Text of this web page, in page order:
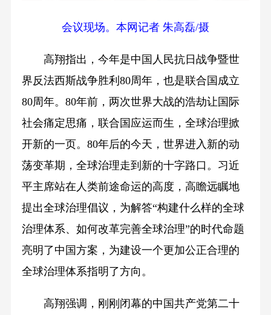
会议现场。本网记者 朱高磊/摄
高翔指出，今年是中国人民抗日战争暨世
界反法西斯战争胜利80周年，也是联合国成立
80周年。80年前，两次世界大战的浩劫让国际
社会痛定思痛，联合国应运而生，全球治理掀
开新的一页。80年后的今天，世界进入新的动
荡变革期，全球治理走到新的十字路口。习近
平主席站在人类前途命运的高度，高瞻远瞩地
提出全球治理倡议，为解答“构建什么样的全球
治理体系、如何改革完善全球治理”的时代命题
亮明了中国方案，为建设一个更加公正合理的
全球治理体系指明了方向。
高翔强调，刚刚闭幕的中国共产党第二十